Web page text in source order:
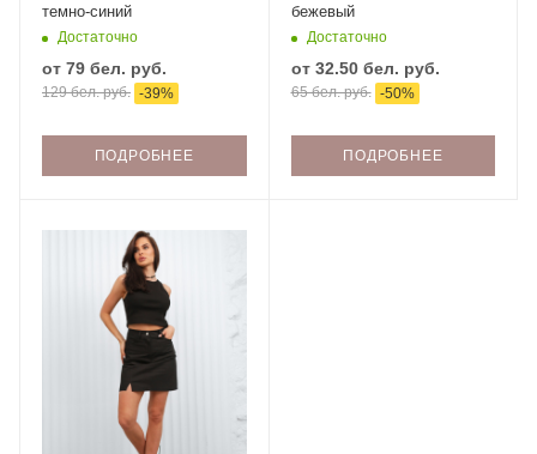
темно-синий
Достаточно
от 79 бел. руб.
129 бел. руб. -39%
ПОДРОБНЕЕ
бежевый
Достаточно
от 32.50 бел. руб.
65 бел. руб. -50%
ПОДРОБНЕЕ